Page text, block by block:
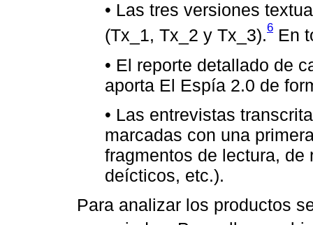
• Las tres versiones
(Tx_1, Tx_2 y Tx_3).6 En
• El reporte detallado de
aporta El Espía 2.0 de
• Las entrevistas
marcadas con una
fragmentos de lectura,
deícticos, etc.).
Para analizar los productos